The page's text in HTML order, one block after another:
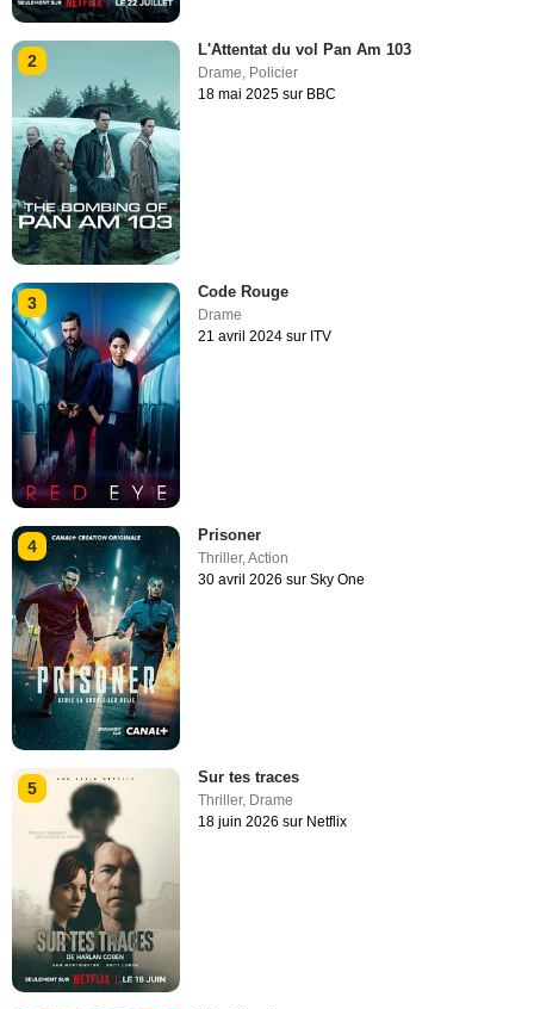
2
L'Attentat du vol Pan Am 103
Drame, Policier
18 mai 2025 sur BBC
3
Code Rouge
Drame
21 avril 2024 sur ITV
4
Prisoner
Thriller,Action
30 avril 2026 sur Sky One
5
Sur tes traces
Thriller, Drame
18 juin 2026 sur Netflix